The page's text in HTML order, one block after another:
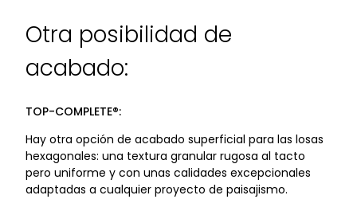
Otra posibilidad de
acabado:
TOP-COMPLETE®:
Hay otra opción de acabado superficial para las losas
hexagonales: una textura granular rugosa al tacto
pero uniforme y con unas calidades excepcionales
adaptadas a cualquier proyecto de paisajismo.